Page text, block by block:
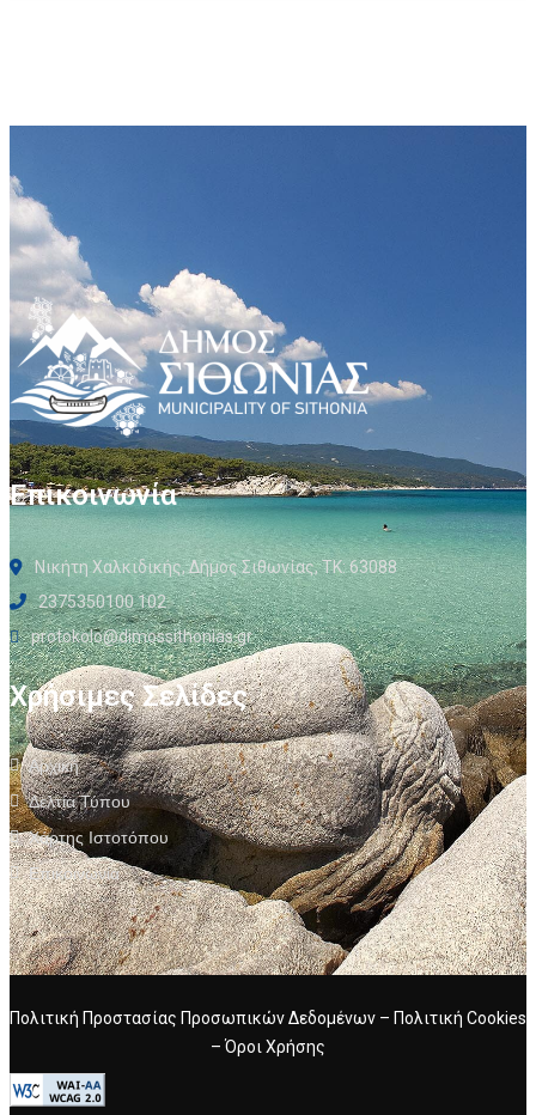
Επικοινωνία
Νικήτη Χαλκιδικής, Δήμος Σιθωνίας, ΤΚ: 63088
2375350100 102
protokolo@dimossithonias.gr
Χρήσιμες Σελίδες
Αρχική
Δελτία Τύπου
Χάρτης Ιστοτόπου
Επικοινωνία
Πολιτική Προστασίας Προσωπικών Δεδομένων – Πολιτική Cookies
–Όροι Χρήσης